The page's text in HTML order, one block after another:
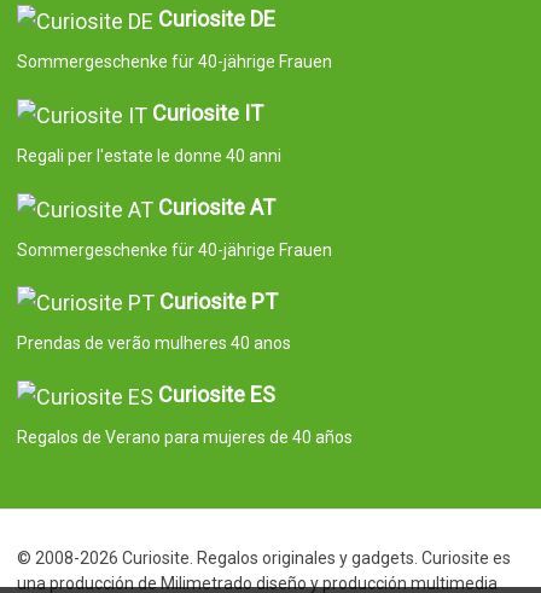
Curiosite DE
Sommergeschenke für 40-jährige Frauen
Curiosite IT
Regali per l'estate le donne 40 anni
Curiosite AT
Sommergeschenke für 40-jährige Frauen
Curiosite PT
Prendas de verão mulheres 40 anos
Curiosite ES
Regalos de Verano para mujeres de 40 años
© 2008-2026 Curiosite. Regalos originales y gadgets. Curiosite es
una producción de Milimetrado diseño y producción multimedia